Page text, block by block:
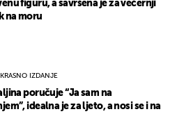
figuru, a savršena je za večernji
na moru
IZDANJE
poručuje “Ja sam na
idealna je za ljeto, a nosi se i na